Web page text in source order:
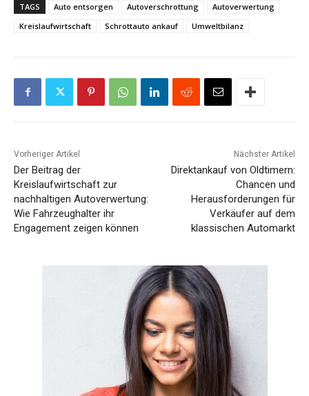
TAGS Auto entsorgen Autoverschrottung
Autoverwertung
Kreislaufwirtschaft
Schrottauto ankauf Umweltbilanz
Vorheriger Artikel
Der Beitrag der
Kreislaufwirtschaft zur
nachhaltigen Autoverwertung:
Wie Fahrzeughalter ihr
Engagement zeigen können
Nächster Artikel
Direktankauf von Oldtimern:
Chancen und
Herausforderungen für
Verkäufer auf dem
klassischen Automarkt